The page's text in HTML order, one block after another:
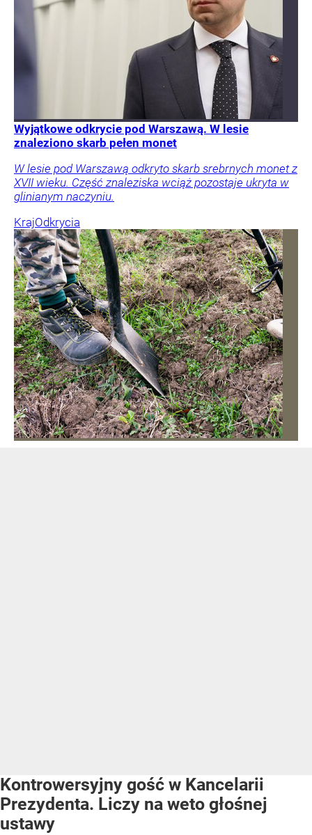
Wyjątkowe odkrycie pod Warszawą. W lesie
znaleziono skarb pełen monet
W lesie pod Warszawą odkryto skarb srebrnych monet z
XVII wieku. Część znaleziska wciąż pozostaje ukryta w
glinianym naczyniu.
KrajOdkrycia
Kontrowersyjny gość w Kancelarii
Prezydenta. Liczy na weto głośnej
ustawy